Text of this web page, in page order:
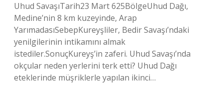
Uhud SavaşıTarih23 Mart 625BölgeUhud Dağı,
Medine’nin 8 km kuzeyinde, Arap
YarımadasıSebepKureyşliler, Bedir Savaşı’ndaki
yenilgilerinin intikamını almak
istediler.SonuçKureyş’in zaferi. Uhud Savaşı’nda
okçular neden yerlerini terk etti? Uhud Dağı
eteklerinde müşriklerle yapılan ikinci…